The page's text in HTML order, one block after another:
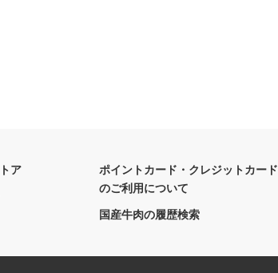
ア
ポイントカード・クレジットカード
のご利用について
国産牛肉の履歴検索